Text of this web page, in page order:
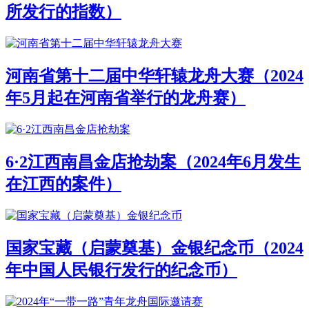
所发行的指数）
河南省第十二届中华轩辕龙舟大赛（2024
年5月起在河南省举行的龙舟赛）
6·2江西南昌金店抢劫案（2024年6月发生
在江西的案件）
国家宝藏（启蒙奠基）金银纪念币（2024
年中国人民银行发行的纪念币）